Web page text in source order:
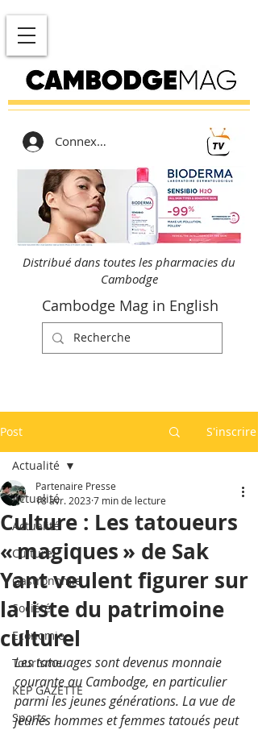
Connexion
Distribué dans toutes les pharmacies du
Cambodge
Cambodge Mag in English
Post S'inscrire
Actualité
Actualité
Culture
Gastronomie
Société
Economie
Tourisme
KEP GAZETTE
Sports
Actualité
Culture : Les tatoueurs
« magiques » de Sak
Yant veulent figurer sur
la liste du patrimoine
culturel
Partenaire Presse
18 avr. 2023 7 min de lecture
Les tatouages sont devenus monnaie
courante au Cambodge, en particulier
parmi les jeunes générations. La vue de
jeunes hommes et femmes tatoués peut